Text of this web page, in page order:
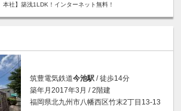
本社】築浅1LDK！インターネット無料！
筑豊電気鉄道今池駅 / 徒歩14分
築年月2017年3月 / 2階建
福岡県北九州市八幡西区竹末2丁目13-13